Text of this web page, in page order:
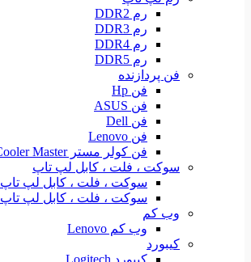
رم DDR2
رم DDR3
رم DDR4
رم DDR5
فن پردازنده
فن Hp
فن ASUS
فن Dell
فن Lenovo
فن کولر مستر Cooler Master
سوکت ، فلت ، کابل لپ تاپ
سوکت ، فلت ، کابل لپ تاپ Dell
سوکت ، فلت ، کابل لپ تاپ Lenovo
وب کم
وب کم Lenovo
کیبورد
کیبورد Logitech